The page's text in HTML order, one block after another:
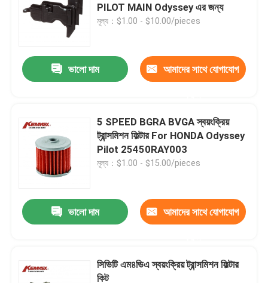
PILOT MAIN Odyssey এর জন্য
মূল্য：$1.00 - $10.00/pieces
ভালো দাম আমাদের সাথে যোগাযোগ
5 SPEED BGRA BVGA স্বয়ংক্রিয়
ট্রান্সমিশন ফিল্টার For HONDA Odyssey
Pilot 25450RAY003
মূল্য：$1.00 - $15.00/pieces
ভালো দাম আমাদের সাথে যোগাযোগ
সিভিটি এম৪ভিএ স্বয়ংক্রিয় ট্রান্সমিশন ফিল্টার
কিট